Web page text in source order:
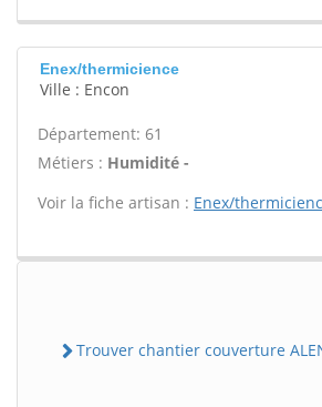
Enex/thermicience
Ville : Encon
Département: 61
Métiers : Humidité -
Voir la fiche artisan : Enex/
Trouver chantier couverture